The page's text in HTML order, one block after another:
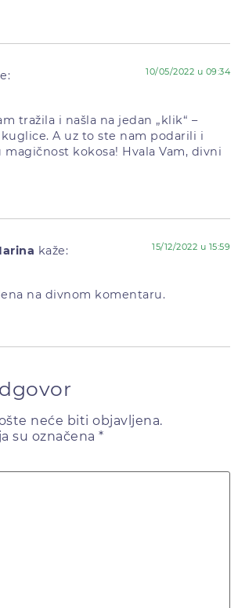
10/05/2022 u 09:34
tražila i našla na jedan „klik“ –
A uz to ste nam podarili i
kokosa! Hvala Vam, divni
kaže: 15/12/2022 u 15:59
na divnom komentaru.
neće biti objavljena.
su označena *